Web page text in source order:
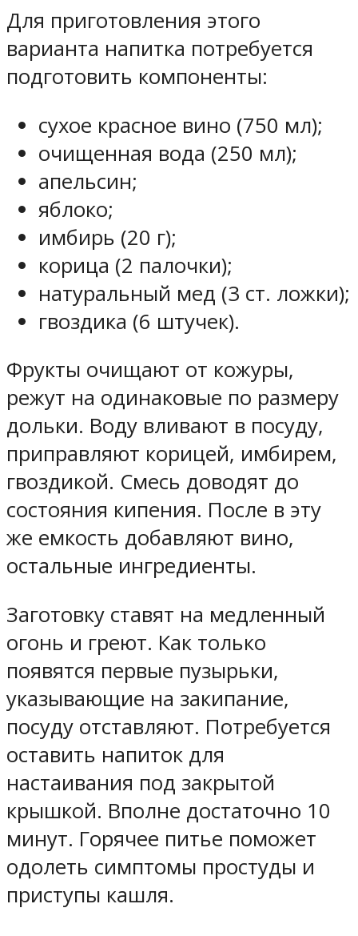
Для приготовления этого
варианта напитка потребуется
подготовить компоненты:
сухое красное вино (750 мл);
очищенная вода (250 мл);
апельсин;
яблоко;
имбирь (20 г);
корица (2 палочки);
натуральный мед (3 ст. ложки);
гвоздика (6 штучек).
Фрукты очищают от кожуры,
режут на одинаковые по размеру
дольки. Воду вливают в посуду,
приправляют корицей, имбирем,
гвоздикой. Смесь доводят до
состояния кипения. После в эту
же емкость добавляют вино,
остальные ингредиенты.
Заготовку ставят на медленный
огонь и греют. Как только
появятся первые пузырьки,
указывающие на закипание,
посуду отставляют. Потребуется
оставить напиток для
настаивания под закрытой
крышкой. Вполне достаточно 10
минут. Горячее питье поможет
одолеть симптомы простуды и
приступы кашля.